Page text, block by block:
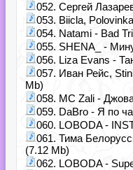
052. Сергей
053. Biicla,
054. Natami - Bad
055. SHENA_ -
056. Liza Evans -
057. Иван Рейс,
Mb)
058. MC Zali -
059. DaBro - Я по
060. LOBODA -
061. Тима
(7.12 Mb)
062. LOBODA -